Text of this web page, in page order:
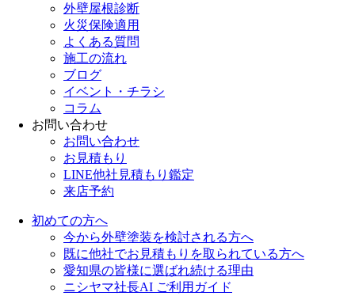
外壁屋根診断
火災保険適用
よくある質問
施工の流れ
ブログ
イベント・チラシ
コラム
お問い合わせ
お問い合わせ
お見積もり
LINE他社見積もり鑑定
来店予約
初めての方へ
今から外壁塗装を検討される方へ
既に他社でお見積もりを取られている方へ
愛知県の皆様に選ばれ続ける理由
ニシヤマ社長AI ご利用ガイド